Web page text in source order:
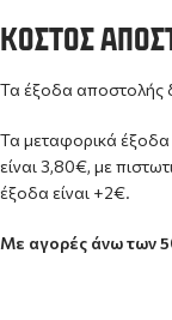
ΚΌΣΤΟΣ
Τα έξοδα αποστολής
Τα μεταφορικά έξοδα
είναι 3,80€, με
έξοδα είναι +2€.
Με αγορές άνω των